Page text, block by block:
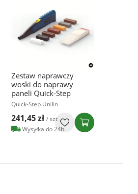
Zestaw naprawczy
woski do naprawy
paneli Quick-Step
Quick-Step Unilin
241,45 zł / szt
Wysyłka do 24h